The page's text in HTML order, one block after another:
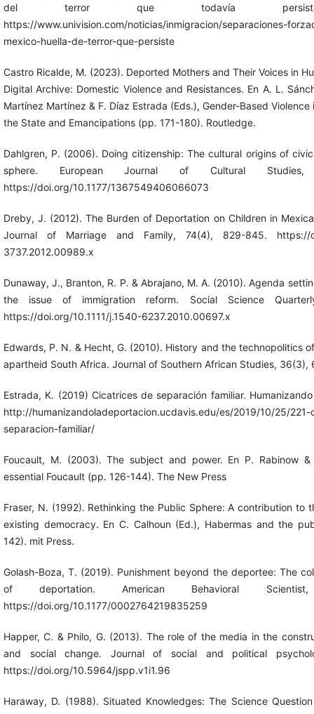
del terror que todavía persiste.
https://www.univision.com/noticias/inmigracion/separaciones-
mexico-huella-de-terror-que-persiste
Castro Ricalde, M. (2023). Deported Mothers and Their Voices in
Digital Archive: Domestic Violence and Resistances. En A. L.
Martínez Martínez & F. Díaz Estrada (Eds.), Gender-Based
the State and Emancipations (pp. 171-180). Routledge.
Dahlgren, P. (2006). Doing citizenship: The cultural origins of
sphere. European Journal of Cultural
https://doi.org/10.1177/1367549406066073
Dreby, J. (2012). The Burden of Deportation on Children in
Journal of Marriage and Family, 74(4), 829-845. https://
3737.2012.00989.x
Dunaway, J., Branton, R. P. & Abrajano, M. A. (2010). Agenda
the issue of immigration reform. Social Science
https://doi.org/10.1111/j.1540-6237.2010.00697.x
Edwards, P. N. & Hecht, G. (2010). History and the technopolitics
apartheid South Africa. Journal of Southern African Studies, 36(3),
Estrada, K. (2019) Cicatrices de separación familiar.
http://humanizandoladeportacion.ucdavis.edu/es/2019/10/25/
separacion-familiar/
Foucault, M. (2003). The subject and power. En P. Rabinow
essential Foucault (pp. 126-144). The New Press
Fraser, N. (1992). Rethinking the Public Sphere: A contribution to
existing democracy. En C. Calhoun (Ed.), Habermas and the
142). mit Press.
Golash-Boza, T. (2019). Punishment beyond the deportee: The
of deportation. American Behavioral
https://doi.org/10.1177/0002764219835259
Happer, C. & Philo, G. (2013). The role of the media in the
and social change. Journal of social and political
https://doi.org/10.5964/jspp.v1i1.96
Haraway, D. (1988). Situated Knowledges: The Science